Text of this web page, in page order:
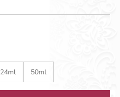
24ml 50ml